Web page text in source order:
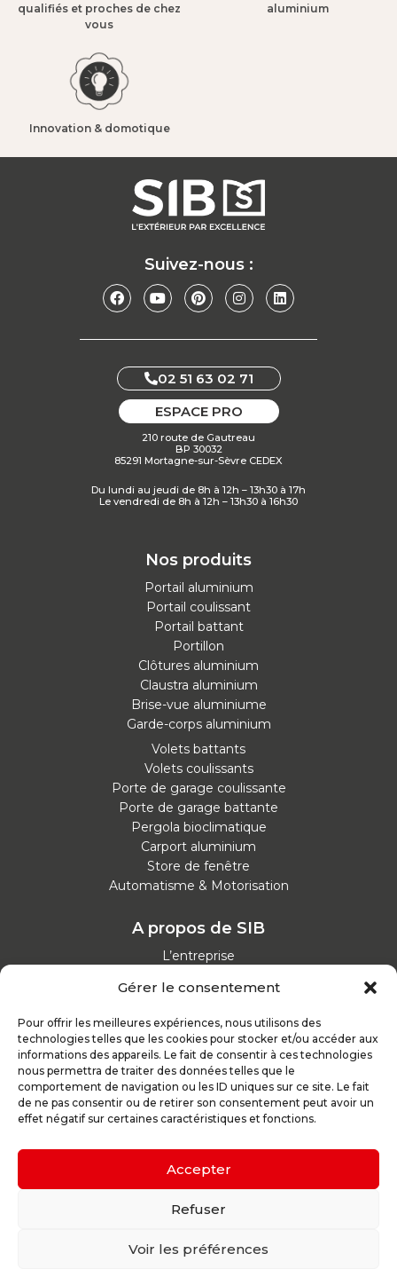
Gérer le consentement
Pour offrir les meilleures expériences, nous utilisons des
technologies telles que les cookies pour stocker et/ou accéder aux
informations des appareils. Le fait de consentir à ces technologies
nous permettra de traiter des données telles que le
comportement de navigation ou les ID uniques sur ce site. Le fait
de ne pas consentir ou de retirer son consentement peut avoir un
effet négatif sur certaines caractéristiques et fonctions.
Accepter
Refuser
Voir les préférences
qualifiés et proches de chez
vous​
aluminium​
Innovation & domotique​
Suivez-nous :
02 51 63 02 71
ESPACE PRO
210 route de Gautreau
BP 30032
85291 Mortagne-sur-Sèvre CEDEX
Du lundi au jeudi de 8h à 12h – 13h30 à 17h
Le vendredi de 8h à 12h – 13h30 à 16h30
Nos produits
Portail aluminium
Portail coulissant
Portail battant
Portillon
Clôtures aluminium
Claustra aluminium
Brise-vue aluminiume
Garde-corps aluminium
Volets battants
Volets coulissants
Porte de garage coulissante
Porte de garage battante
Pergola bioclimatique
Carport aluminium
Store de fenêtre
Automatisme & Motorisation
A propos de SIB
L’entreprise
Parcours d'achat
Nos garanties
Nos offres d’emploi
Actualités
Inspirez-vous
Nos conseils
Configurateur
Demande de devis
Parrain d’excellence